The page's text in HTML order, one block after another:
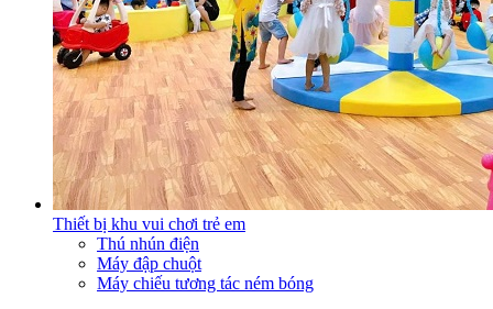
Thiết bị khu vui chơi trẻ em
Thú nhún điện
Máy đập chuột
Máy chiếu tương tác ném bóng